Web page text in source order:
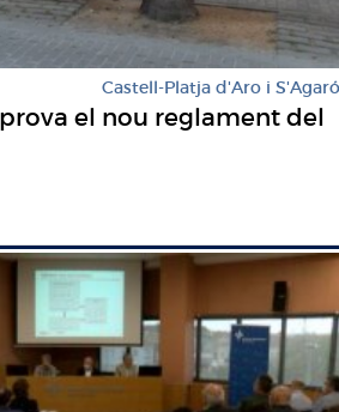
Castell-Platja d'Aro i S'Agaró
el nou reglament del